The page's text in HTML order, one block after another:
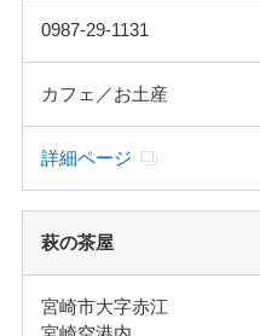
0987-29-1131
カフェ／お土産
詳細ページ
萩の茶屋
宮崎市大字赤江